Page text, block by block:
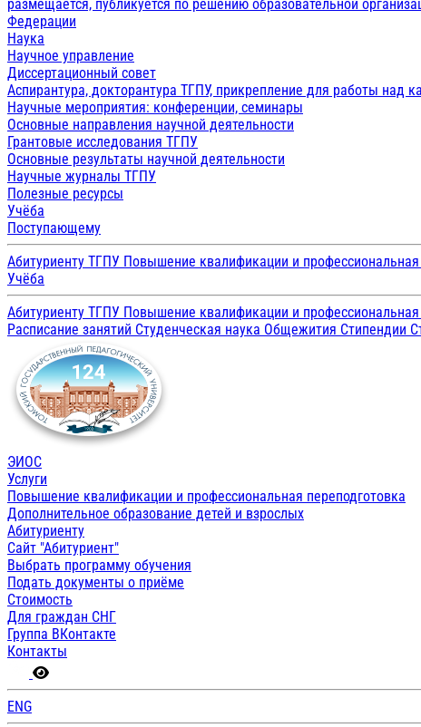
размещается, публикуется по решению образовательной
Федерации
Наука
Научное управление
Диссертационный совет
Аспирантура, докторантура ТГПУ, прикрепление для работы над
Научные мероприятия: конференции, семинары
Основные направления научной деятельности
Грантовые исследования ТГПУ
Основные результаты научной деятельности
Научные журналы ТГПУ
Полезные ресурсы
Учёба
Поступающему
Абитуриенту ТГПУ Повышение квалификации и профессиональная
Учёба
Абитуриенту ТГПУ Повышение квалификации и профессиональная
Расписание занятий Студенческая наука Общежития Стипендии
ЭИОС
Услуги
Повышение квалификации и профессиональная переподготовка
Дополнительное образование детей и взрослых
Абитуриенту
Сайт "Абитуриент"
Выбрать программу обучения
Подать документы о приёме
Стоимость
Для граждан СНГ
Группа ВКонтакте
Контакты
ENG